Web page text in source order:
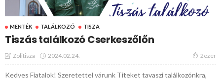
MENTÉK TALÁLKOZÓ TISZA
Tiszás találkozó Cserkeszőlőn
Zolitisza 2024.02.24. 2ezer
Kedves Fiatalok! Szeretettel várunk Titeket tavaszi találkozónkra,